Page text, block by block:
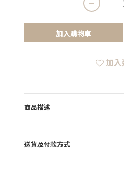
加入購物車
加
商品描述
送貨及付款方式